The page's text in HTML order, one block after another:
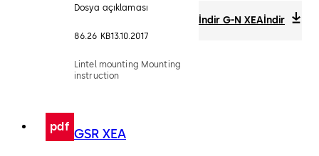
Dosya açıklaması
86.26 KB13.10.2017
Lintel mounting Mounting
instruction
İndir G-N XEAİndir
pdf GSR XEA